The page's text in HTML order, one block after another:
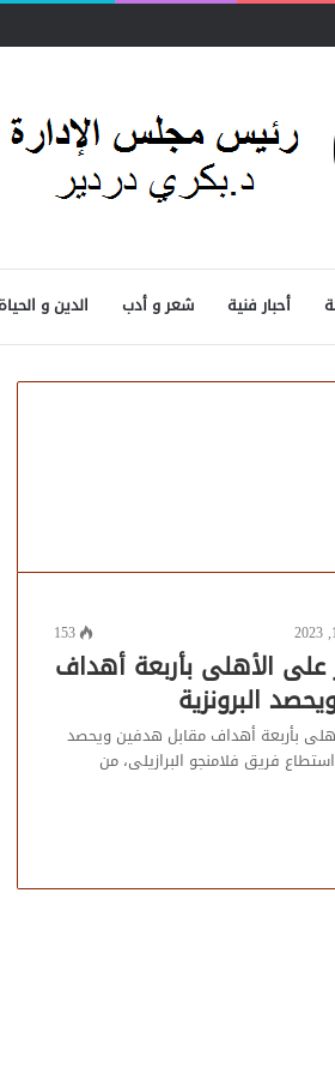
أحبار فنية شعر و أدب الدين و الحياة
153
على الأهلى بأربعة أهداف
البرونزية
بأربعة أهداف مقابل هدفين ويحصد
فريق فلامنجو البرازيلى، من